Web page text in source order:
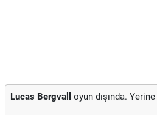
Lucas Bergvall oyun dışında. Yerine